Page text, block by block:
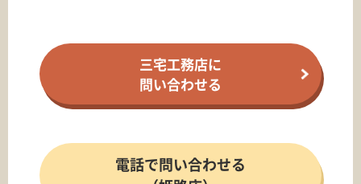
三宅工務店に
問い合わせる
電話で問い合わせる